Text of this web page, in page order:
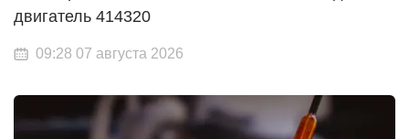
двигатель 414320
09:28 07 августа 2026